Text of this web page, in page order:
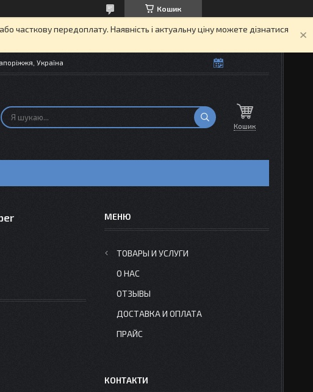
Кошик
часткову передоплату. Наявність і актуальну ціну можете дізнатися
Україна
Кошик
ТОВАРЫ И УСЛУГИ
О НАС
ОТЗЫВЫ
ДОСТАВКА И ОПЛАТА
ПРАЙС
КОНТАКТИ